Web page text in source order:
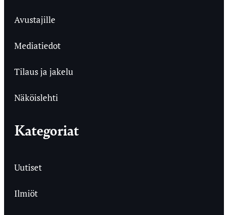
Avustajille
Mediatiedot
Tilaus ja jakelu
Näköislehti
Kategoriat
Uutiset
Ilmiöt